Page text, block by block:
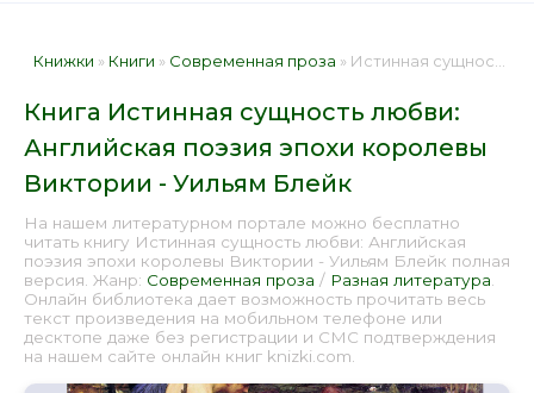
Книжки » Книги » Современная проза » Истинная сущность любви: Английская поэзия эпохи королевы Виктории - Уильям Блейк 📕 - Книга онлайн бесплатно
Книга Истинная сущность любви:
Английская поэзия эпохи королевы
Виктории - Уильям Блейк
На нашем литературном портале можно бесплатно
читать книгу Истинная сущность любви: Английская
поэзия эпохи королевы Виктории - Уильям Блейк полная
версия. Жанр: Современная проза / Разная литература
Онлайн библиотека дает возможность прочитать весь
текст произведения на мобильном телефоне или
десктопе даже без регистрации и СМС подтверждения
на нашем сайте онлайн книг knizki.com.